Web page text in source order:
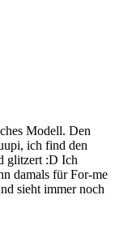
Modell. Den
ich find den
glitzert :D Ich
damals für For-me
sieht immer noch